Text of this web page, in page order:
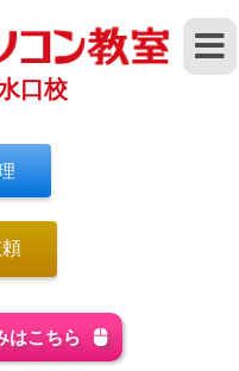
口校
はこちら